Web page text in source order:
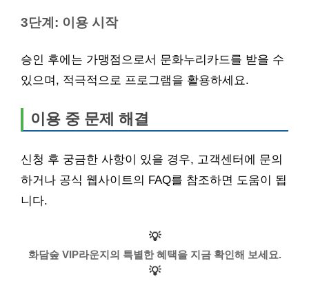
3단계: 이용 시작
승인 후에는 가맹점으로서 문화누리카드를 받을 수
있으며, 적극적으로 프로그램을 활용하세요.
이용 중 문제 해결
신청 후 궁금한 사항이 있을 경우, 고객센터에 문의
하거나 공식 웹사이트의 FAQ를 참조하면 도움이 됩
니다.
💡
화담숲 VIP라운지의 특별한 혜택을 지금 확인해 보세요.
💡